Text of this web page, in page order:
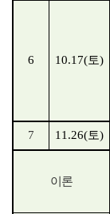
6 10.17(토)
7 11.26(토)
이론